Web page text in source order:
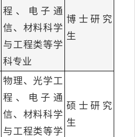
程、电子通
信、材料科学
与工程类等学
科专业
博士研究
生
物理、光学工
程、电子通
信、材料科学
与工程类等学
硕士研究
生